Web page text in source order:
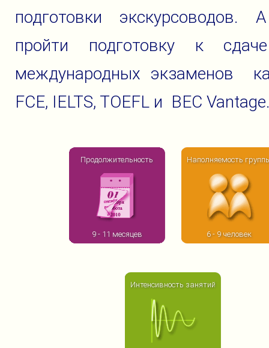
подготовки экскурсоводов.
пройти подготовку к
международных экзаменов
FCE, IELTS, TOEFL и BEC
Продолжительность
9 - 11 месяцев
Наполняемость
6 - 9 человек
Интенсивность занятий